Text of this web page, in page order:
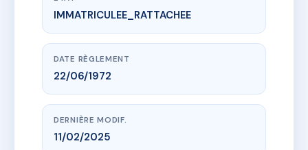
www.vme.plus/AE0363192
Carillons, Papillons, Moussaillons
esp du general leclerc, 76470 Le Tréport
IMMATRICULEE_RATTACHEE
DATE RÈGLEMENT
22/06/1972
DERNIÈRE MODIF.
11/02/2025